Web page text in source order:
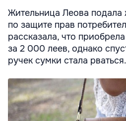
Жительница Леова подала
по защите прав
рассказала, что
за 2 000 леев, однако
ручек сумки стала рваться.